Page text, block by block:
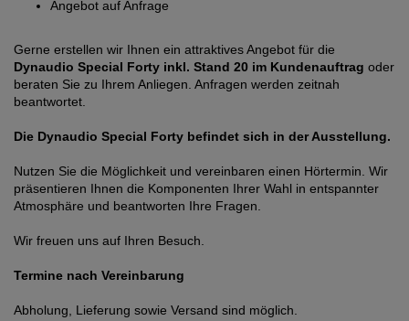
Angebot auf Anfrage
Gerne erstellen wir Ihnen ein attraktives Angebot für die
Dynaudio Special Forty inkl. Stand 20 im Kundenauftrag oder
beraten Sie zu Ihrem Anliegen. Anfragen werden zeitnah
beantwortet.
Die Dynaudio Special Forty befindet sich in der Ausstellung.
Nutzen Sie die Möglichkeit und vereinbaren einen Hörtermin. Wir
präsentieren Ihnen die Komponenten Ihrer Wahl in entspannter
Atmosphäre und beantworten Ihre Fragen.
Wir freuen uns auf Ihren Besuch.
Termine nach Vereinbarung
Abholung, Lieferung sowie Versand sind möglich.